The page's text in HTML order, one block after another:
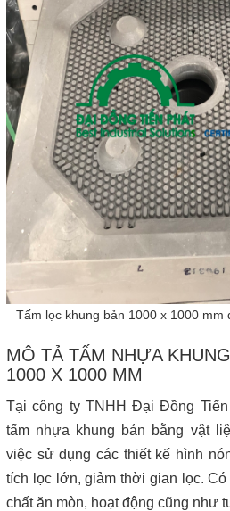
Tấm lọc khung bản 1000 x 1000 mm
MÔ TẢ TẤM NHỰA
1000 X 1000 MM
Tại công ty TNHH Đại Đồng
tấm nhựa khung bản bằng vật
việc sử dụng các thiết kế hình
tích lọc lớn, giảm thời gian lọc.
chất ăn mòn, hoạt động cũng như